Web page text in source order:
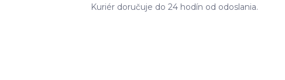
Kuriér doručuje do 24 hodín od odoslania.